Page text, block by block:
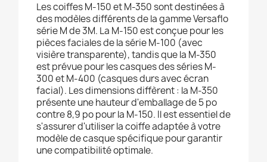
Les coiffes M-150 et M-350 sont destinées à
des modèles différents de la gamme Versaflo
série M de 3M. La M-150 est conçue pour les
pièces faciales de la série M-100 (avec
visière transparente), tandis que la M-350
est prévue pour les casques des séries M-
300 et M-400 (casques durs avec écran
facial). Les dimensions diffèrent : la M-350
présente une hauteur d'emballage de 5 po
contre 8,9 po pour la M-150. Il est essentiel de
s'assurer d'utiliser la coiffe adaptée à votre
modèle de casque spécifique pour garantir
une compatibilité optimale.